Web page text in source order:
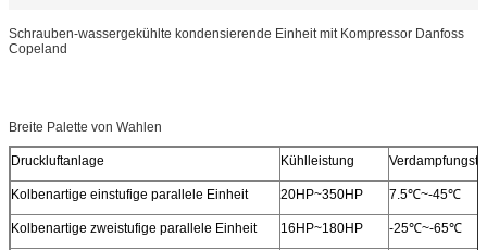
Schrauben-wassergekühlte kondensierende Einheit mit Kompressor Danfoss
Copeland
Breite Palette von Wahlen
Druckluftanlage Kühlleistung
Kolbenartige einstufige parallele Einheit 20HP~350HP 7.5℃~-45℃
Kolbenartige zweistufige parallele Einheit 16HP~180HP -25℃~-65℃